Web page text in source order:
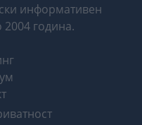
информативен
година.